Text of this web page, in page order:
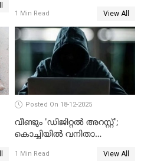
1 Min Read View All
Posted On 18-12-2025
വീണ്ടും 'ഡിജിറ്റല്‍ അറസ്റ്റ്';
കൊച്ചിയില്‍ വനിതാ
കോടി രൂപ
1 Min Read View All